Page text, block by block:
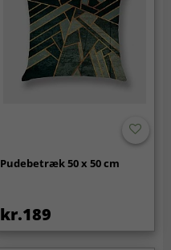
Pudebetræk 50 x 50 cm
kr.189